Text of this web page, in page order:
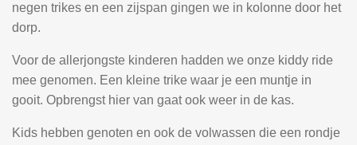
negen trikes en een zijspan gingen we in kolonne door het
dorp.
Voor de allerjongste kinderen hadden we onze kiddy ride
mee genomen. Een kleine trike waar je een muntje in
gooit. Opbrengst hier van gaat ook weer in de kas.
Kids hebben genoten en ook de volwassen die een rondje